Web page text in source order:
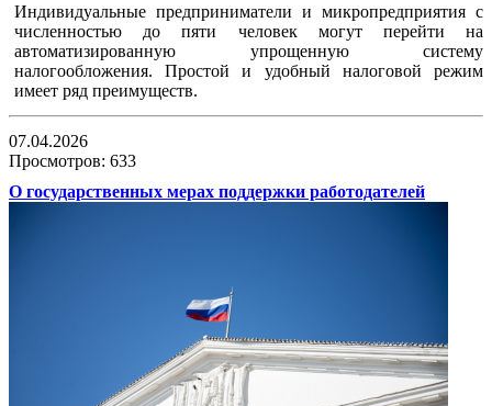
Индивидуальные предприниматели и микропредприятия с
численностью до пяти человек могут перейти на
автоматизированную упрощенную систему
налогообложения. Простой и удобный налоговой режим
имеет ряд преимуществ.
07.04.2026
Просмотров: 633
О государственных мерах поддержки работодателей